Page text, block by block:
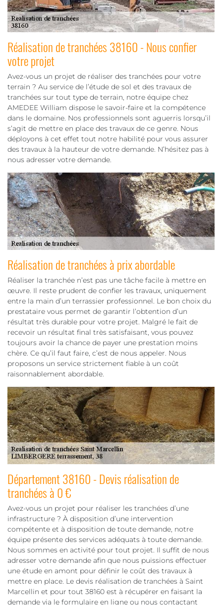
Réalisation de tranchées 38160 - Nous confier
votre projet
Avez-vous un projet de réaliser des tranchées pour votre
terrain ? Au service de l’étude de sol et des travaux de
tranchées sur tout type de terrain, notre équipe chez
AMEDEE William dispose le savoir-faire et la compétence
dans le domaine. Nos professionnels sont aguerris lorsqu’il
s’agit de mettre en place des travaux de ce genre. Nous
déployons à cet effet tout notre habilité pour vous assurer
des travaux à la hauteur de votre demande. N’hésitez pas à
nous adresser votre demande.
Réalisation de tranchées à prix abordable
Réaliser la tranchée n’est pas une tâche facile à mettre en
œuvre. Il reste prudent de confier les travaux, uniquement
entre la main d’un terrassier professionnel. Le bon choix du
prestataire vous permet de garantir l’obtention d’un
résultat très durable pour votre projet. Malgré le fait de
recevoir un résultat final très satisfaisant, vous pouvez
toujours avoir la chance de payer une prestation moins
chère. Ce qu’il faut faire, c’est de nous appeler. Nous
proposons un service strictement fiable à un coût
raisonnablement abordable.
Département 38160 - Devis réalisation de
tranchées à 0 €
Avez-vous un projet pour réaliser les tranchées d’une
infrastructure ? À disposition d’une intervention
compétente et à disposition de toute demande, notre
équipe présente des services adéquats à toute demande.
Nous sommes en activité pour tout projet. Il suffit de nous
adresser votre demande afin que nous puissions effectuer
une étude en amont pour définir le coût des travaux à
mettre en place. Le devis réalisation de tranchées à Saint
Marcellin et pour tout 38160 est à récupérer en faisant la
demande via le formulaire en ligne ou nous contactant